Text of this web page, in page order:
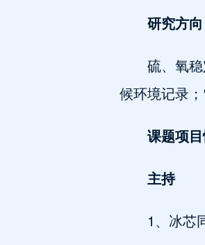
研究方向
硫、氧
候环境记录
课题项目
主持
1、冰芯